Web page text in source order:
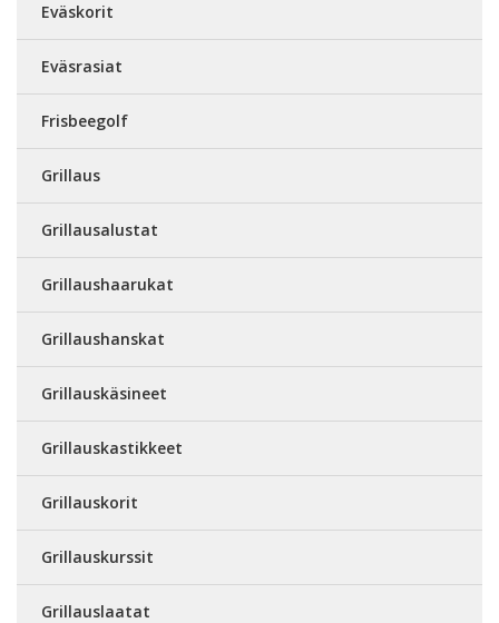
Eväskorit
Eväsrasiat
Frisbeegolf
Grillaus
Grillausalustat
Grillaushaarukat
Grillaushanskat
Grillauskäsineet
Grillauskastikkeet
Grillauskorit
Grillauskurssit
Grillauslaatat